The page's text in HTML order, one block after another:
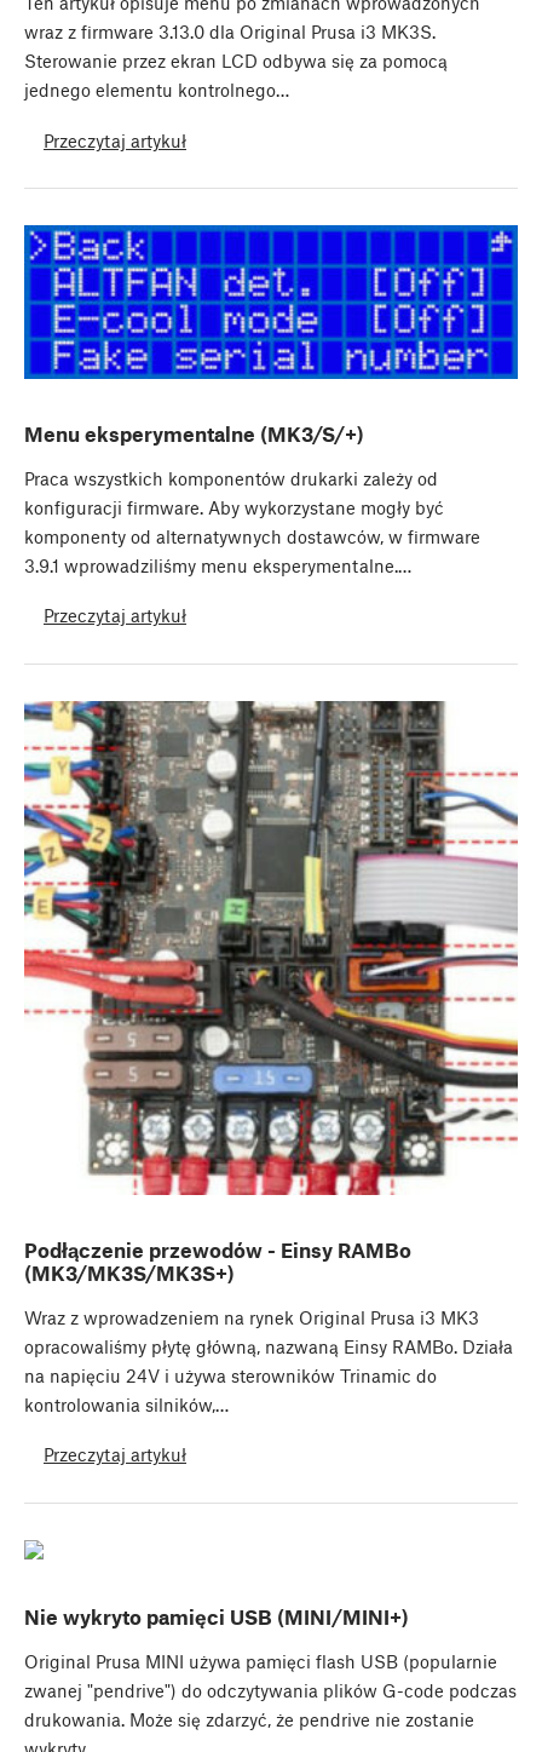
wraz z firmware 3.13.0 dla Original Prusa i3 MK3S.
Sterowanie przez ekran LCD odbywa się za pomocą
jednego elementu kontrolnego…
Przeczytaj artykuł
Menu eksperymentalne (MK3/S/+)
Praca wszystkich komponentów drukarki zależy od
konfiguracji firmware. Aby wykorzystane mogły być
komponenty od alternatywnych dostawców, w firmware
3.9.1 wprowadziliśmy menu eksperymentalne.…
Przeczytaj artykuł
Podłączenie przewodów - Einsy RAMBo
(MK3/MK3S/MK3S+)
Wraz z wprowadzeniem na rynek Original Prusa i3 MK3
opracowaliśmy płytę główną, nazwaną Einsy RAMBo. Działa
na napięciu 24V i używa sterowników Trinamic do
kontrolowania silników,…
Przeczytaj artykuł
Nie wykryto pamięci USB (MINI/MINI+)
Original Prusa MINI używa pamięci flash USB (popularnie
zwanej "pendrive") do odczytywania plików G-code podczas
drukowania. Może się zdarzyć, że pendrive nie zostanie